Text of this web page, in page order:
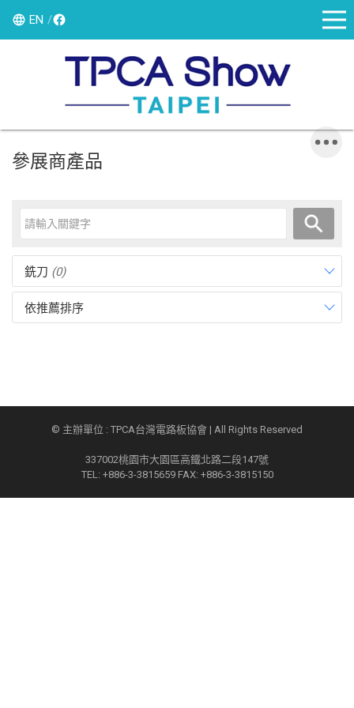
EN
參展商產品
銑刀 (0)
依推薦排序
© 主辦單位 : TPCA台灣電路板協會 | All Rights Reserved
337002桃園市大園區高鐵北路二段147號
TEL: +886-3-3815659 FAX: +886-3-3815150